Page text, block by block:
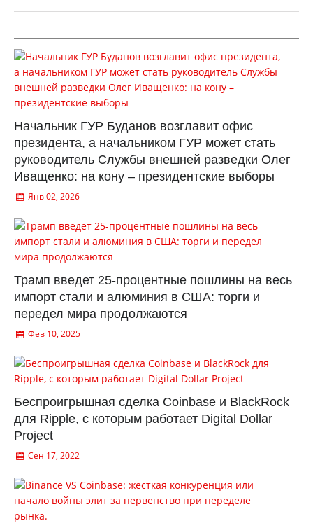
Начальник ГУР Буданов возглавит офис
президента, а начальником ГУР может стать
руководитель Службы внешней разведки Олег
Иващенко: на кону – президентские выборы
Янв 02, 2026
Трамп введет 25-процентные пошлины на весь
импорт стали и алюминия в США: торги и
передел мира продолжаются
Фев 10, 2025
Беспроигрышная сделка Coinbase и BlackRock
для Ripple, с которым работает Digital Dollar
Project
Сен 17, 2022